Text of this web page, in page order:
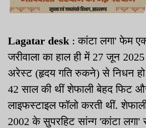
Lagatar desk : कांटा लगा' फेम
जरीवाला का हाल ही में 27 जून 2025
अरेस्ट (हृदय गति रुकने) से निधन हो
42 साल की थीं शेफाली बेहद फिट
लाइफस्टाइल फॉलो करती थीं.
2002 के सुपरहिट सांन्ग 'कांटा लगा'